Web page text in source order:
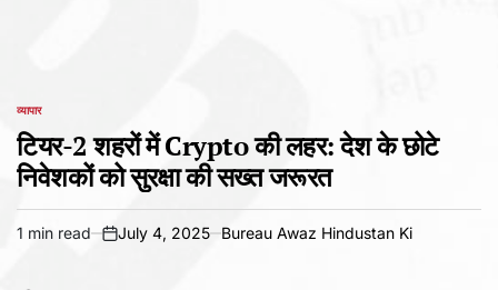
POSTED
IN
व्यापार
टियर-2 शहरों में Crypto की लहर: देश के छोटे
निवेशकों को सुरक्षा की सख्त जरूरत
Estimated
1 min read
on
July 4, 2025 Bureau Awaz Hindustan Ki